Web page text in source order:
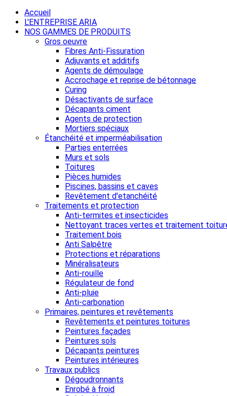
Accueil
L'ENTREPRISE ARIA
NOS GAMMES DE PRODUITS
Gros oeuvre
Fibres Anti-Fissuration
Adjuvants et additifs
Agents de démoulage
Accrochage et reprise de bétonnage
Curing
Désactivants de surface
Décapants ciment
Agents de protection
Mortiers spéciaux
Étanchéité et imperméabilisation
Parties enterrées
Murs et sols
Toitures
Pièces humides
Piscines, bassins et caves
Revêtement d'etanchéité
Traitements et protection
Anti-termites et insecticides
Nettoyant traces vertes et traitement
Traitement bois
Anti Salpêtre
Protections et réparations
Minéralisateurs
Anti-rouille
Régulateur de fond
Anti-pluie
Anti-carbonation
Primaires, peintures et revêtements
Revêtements et peintures toitures
Peintures façades
Peintures sols
Décapants peintures
Peintures intérieures
Travaux publics
Dégoudronnants
Enrobé à froid